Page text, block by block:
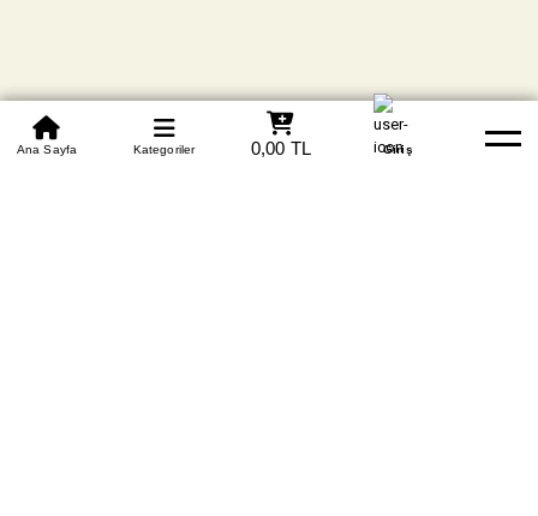
0850 305 09 70
Beden Tablosu Banka Hesapları Whatsapp Yardım
Ana Sayfa Kategoriler 0,00 TL Giriş